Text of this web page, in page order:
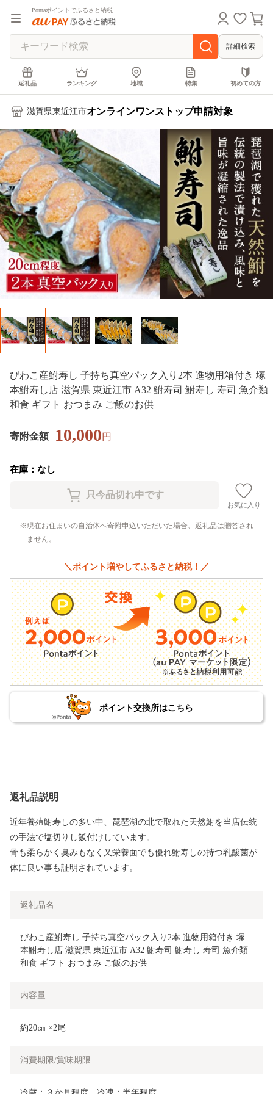
Pontaポイントでふるさと納税
詳細検索
返礼品 ランキング 地域 特集 初めての方
滋賀県東近江市オンラインワンストップ申請対象
びわこ産鮒寿し 子持ち真空パック入り2本 進物用箱付き 塚
本鮒寿し店 滋賀県 東近江市 A32 鮒寿司 鮒寿し 寿司 魚介類
和食 ギフト おつまみ ご飯のお供
寄附金額 10,000円
在庫：なし
お気に入り
現在お住まいの自治体へ寄附申込いただいた場合、返礼品は贈答され
ません。
＼ポイント増やしてふるさと納税！／
ポイント交換所はこちら
返礼品説明
近年養殖鮒寿しの多い中、琵琶湖の北で取れた天然鮒を当店伝統
の手法で塩切りし飯付けしています。
骨も柔らかく臭みもなく又栄養面でも優れ鮒寿しの持つ乳酸菌が
体に良い事も証明されています。
返礼品名
びわこ産鮒寿し 子持ち真空パック入り2本 進物用箱付き 塚
本鮒寿し店 滋賀県 東近江市 A32 鮒寿司 鮒寿し 寿司 魚介類
和食 ギフト おつまみ ご飯のお供
内容量
約20㎝ ×2尾
消費期限/賞味期限